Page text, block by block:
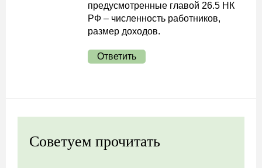
предусмотренные главой 26.5 НК
РФ – численность работников,
размер доходов.
Ответить
Советуем прочитать